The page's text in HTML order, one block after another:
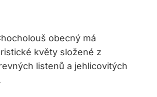
obecný má
květy složené z
listenů a jehlicovitých